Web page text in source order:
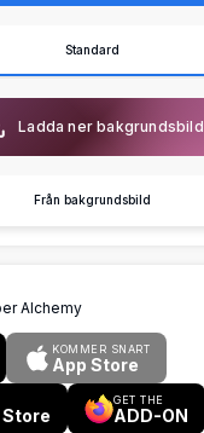
Standard
Ladda ner bakgrundsbild
Från bakgrundsbild
Alchemy
KOMMER SNART
App Store
Store
GET THE
ADD-ON